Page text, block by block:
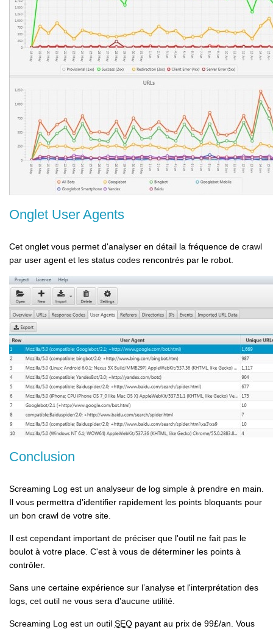
Onglet User Agents
Cet onglet vous permet d'analyser en détail la fréquence de crawl
par user agent et les status codes rencontrés par le robot.
Conclusion
Screaming Log est un analyseur de log simple à prendre en main.
Il vous permettra d'identifier rapidement les points bloquants pour
un bon crawl de votre site.
Il est cependant important de préciser que l'outil ne fait pas le
boulot à votre place. C'est à vous de déterminer les points à
contrôler.
Sans une certaine expérience sur l’analyse et l'interprétation des
logs, cet outil ne vous sera d'aucune utilité.
Screaming Log est un outil SEO payant au prix de 99£/an. Vous